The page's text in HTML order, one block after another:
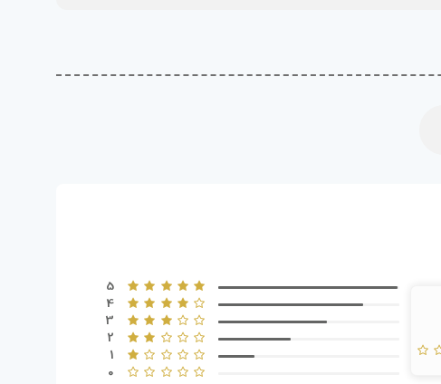
5
4
3
2
1
0